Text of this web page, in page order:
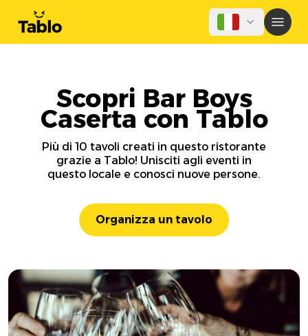
Scopri Bar Boys
Caserta con Tablo
Più di 10 tavoli creati in questo ristorante
grazie a Tablo! Unisciti agli eventi in
questo locale e conosci nuove persone.
Organizza un tavolo